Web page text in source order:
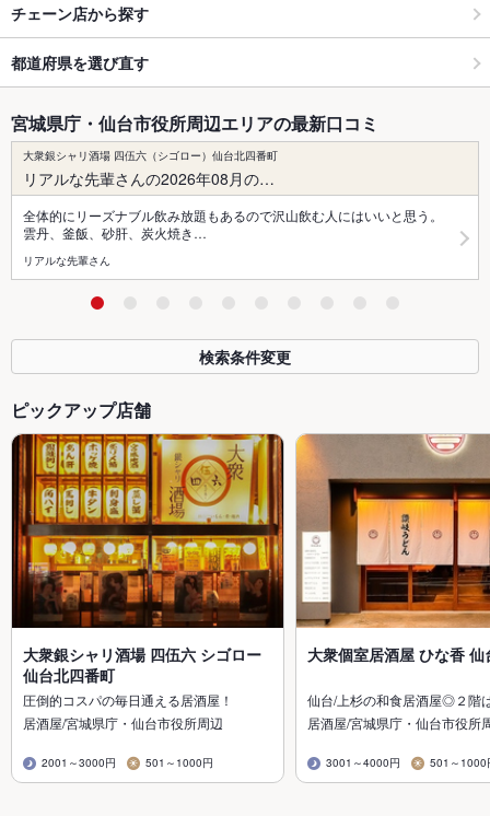
チェーン店から探す
都道府県を選び直す
宮城県庁・仙台市役所周辺エリアの最新口コミ
大衆銀シャリ酒場 四伍六（シゴロー）仙台北四番町
リアルな先輩さんの2026年08月の…
全体的にリーズナブル飲み放題もあるので沢山飲む人にはいいと思う。
雲丹、釜飯、砂肝、炭火焼き…
リアルな先輩さん
検索条件変更
ピックアップ店舗
大衆銀シャリ酒場 四伍六 シゴロー
仙台北四番町
圧倒的コスパの毎日通える居酒屋！
居酒屋/宮城県庁・仙台市役所周辺
2001～3000円 501～1000円
大衆個室居酒屋 ひな香 仙
仙台/上杉の和食居酒屋◎２階
居酒屋/宮城県庁・仙台市役所
3001～4000円 501～1000